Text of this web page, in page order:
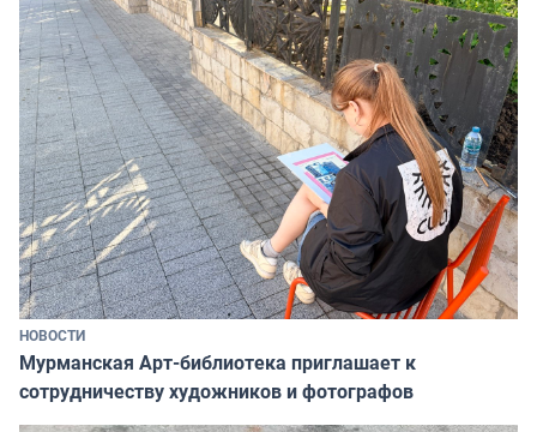
НОВОСТИ
Мурманская Арт-библиотека приглашает к
сотрудничеству художников и фотографов